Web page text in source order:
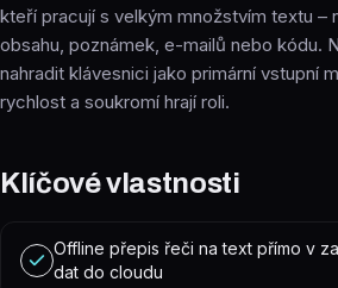
kteří pracují s velkým množstvím textu –
obsahu, poznámek, e-mailů nebo kódu.
nahradit klávesnici jako primární vstupní
rychlost a soukromí hrají roli.
Klíčové vlastnosti
Offline přepis řeči na text přímo v
dat do cloudu